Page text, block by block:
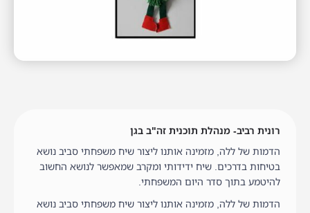
רונית רביב- מנהלת תוכנית זה"ב בגן
הדמות של ללה, מזמינה אותנו ליצור שיח משפחתי סביב נושא
בטיחות בדרכים. שיח ידידותי ומקרב שמאפשר לנושא החשוב
להיטמע בתוך סדר היום המשפחתי.
הדמות של ללה, מזמינה אותנו ליצור שיח משפחתי סביב נושא